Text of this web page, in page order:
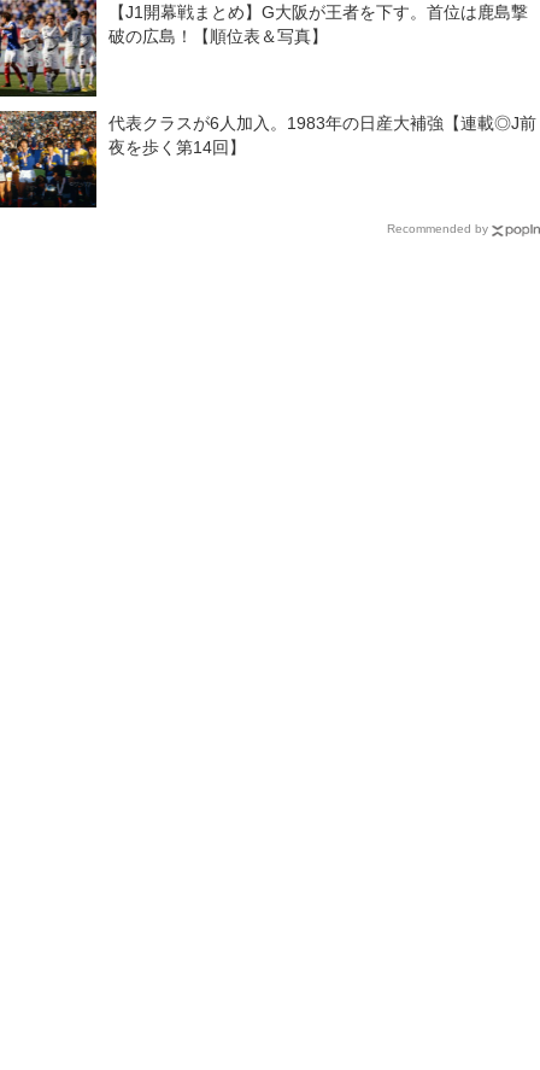
【J1開幕戦まとめ】G大阪が王者を下す。首位は鹿島撃
破の広島！【順位表＆写真】
代表クラスが6人加入。1983年の日産大補強【連載◎J前
夜を歩く第14回】
Recommended by